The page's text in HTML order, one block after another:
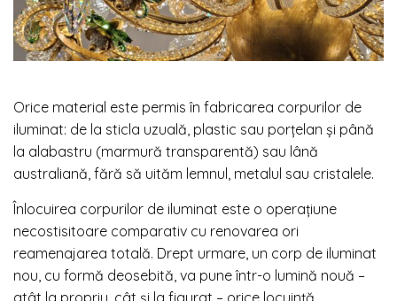
Orice material este permis în fabricarea corpurilor de
iluminat: de la sticla uzuală, plastic sau porțelan și până
la alabastru (marmură transparentă) sau lână
australiană, fără să uităm lemnul, metalul sau cristalele.
Înlocuirea corpurilor de iluminat este o operațiune
necostisitoare comparativ cu renovarea ori
reamenajarea totală. Drept urmare, un corp de iluminat
nou, cu formă deosebită, va pune într-o lumină nouă –
atât la propriu, cât și la figurat – orice locuință.